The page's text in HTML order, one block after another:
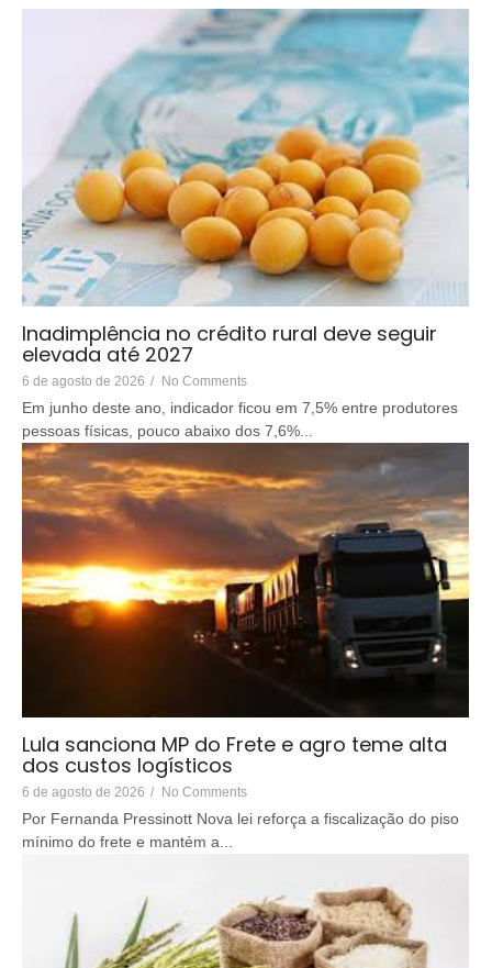
Inadimplência no crédito rural deve seguir
elevada até 2027
6 de agosto de 2026 / No Comments
Em junho deste ano, indicador ficou em 7,5% entre produtores
pessoas físicas, pouco abaixo dos 7,6%...
Lula sanciona MP do Frete e agro teme alta
dos custos logísticos
6 de agosto de 2026 / No Comments
Por Fernanda Pressinott Nova lei reforça a fiscalização do piso
mínimo do frete e mantém a...